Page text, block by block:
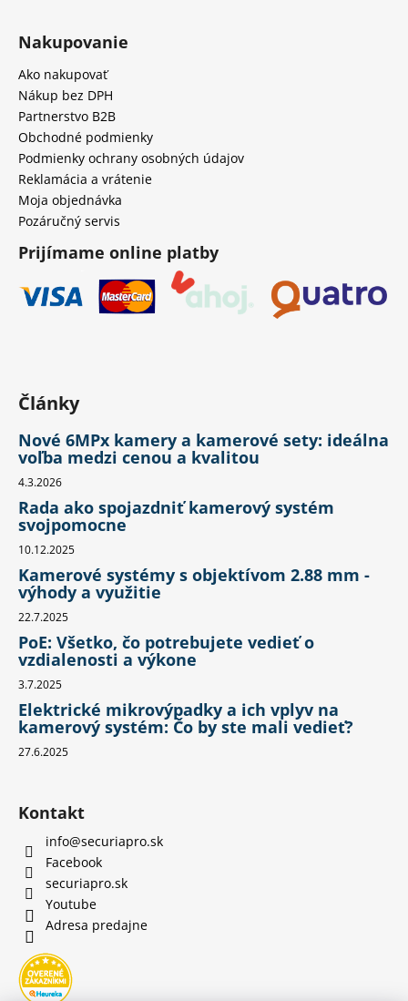
Nakupovanie
Ako nakupovať
Nákup bez DPH
Partnerstvo B2B
Obchodné podmienky
Podmienky ochrany osobných údajov
Reklamácia a vrátenie
Moja objednávka
Pozáručný servis
Prijímame online platby
Články
Nové 6MPx kamery a kamerové sety: ideálna
voľba medzi cenou a kvalitou
4.3.2026
Rada ako spojazdniť kamerový systém
svojpomocne
10.12.2025
Kamerové systémy s objektívom 2.88 mm -
výhody a využitie
22.7.2025
PoE: Všetko, čo potrebujete vedieť o
vzdialenosti a výkone
3.7.2025
Elektrické mikrovýpadky a ich vplyv na
kamerový systém: Čo by ste mali vedieť?
27.6.2025
Kontakt
info@securiapro.sk
Facebook
securiapro.sk
Youtube
Adresa predajne